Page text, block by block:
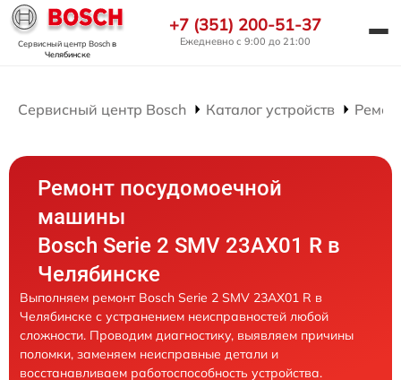
Сервисный центр Boschв
Челябинске
+7 (351) 200-51-37
Ежедневно с 9:00 до 21:00
Сервисный центр Bosch Каталог устройств
Ремонт посудомоечной
машины
Bosch Serie 2 SMV 23AX01 R в
Челябинске
Выполняем ремонт Bosch Serie 2 SMV 23AX01 R в
Челябинске с устранением неисправностей любой
сложности. Проводим диагностику, выявляем причины
поломки, заменяем неисправные детали и
восстанавливаем работоспособность устройства.